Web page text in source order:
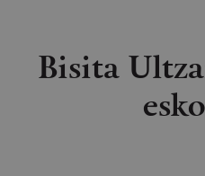
Bisita